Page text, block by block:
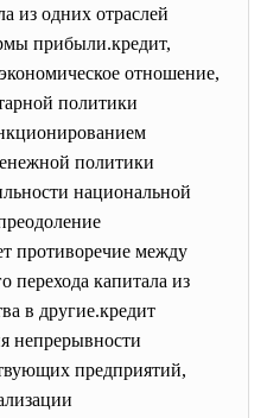
из одних отраслей
прибыли.кредит,
отношение,
политики
политики
национальной
противоречие между
перехода капитала из
в другие.кредит
непрерывности
предприятий,